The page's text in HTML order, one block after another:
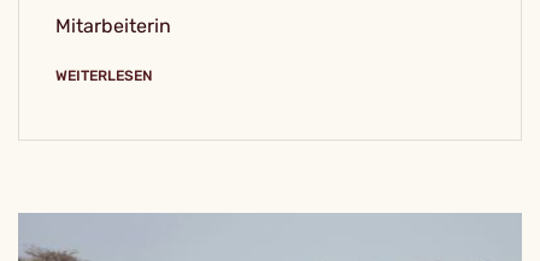
Mitarbeiterin
WEITERLESEN